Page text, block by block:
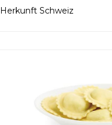
Herkunft Schweiz